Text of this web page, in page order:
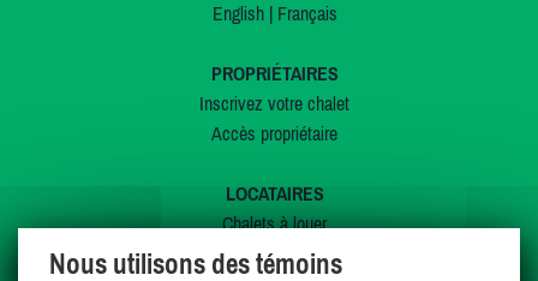
English| Français
PROPRIÉTAIRES
Inscrivez votre chalet
Accès propriétaire
LOCATAIRES
Chalets à louer
Chalets à vendre
Nous utilisons des témoins